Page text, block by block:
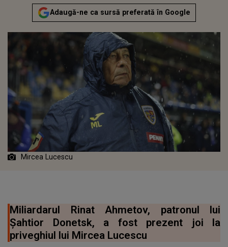
Adaugă-ne ca sursă preferată în Google
Mircea Lucescu
Miliardarul Rinat Ahmetov, patronul lui
Șahtior Donetsk, a fost prezent joi la
priveghiul lui Mircea Lucescu